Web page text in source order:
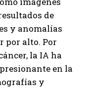
de
y anomalías
por alto. Por
la IA ha
en la
y